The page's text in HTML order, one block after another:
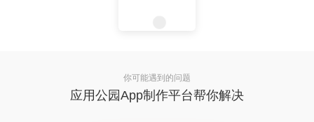
你可能遇到的问题
应用公园App制作平台帮你解决